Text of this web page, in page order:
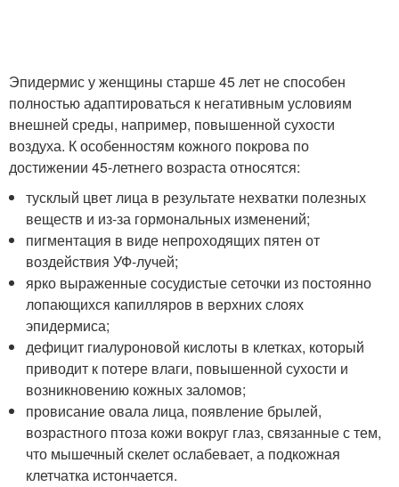
Эпидермис у женщины старше 45 лет не способен
полностью адаптироваться к негативным условиям
внешней среды, например, повышенной сухости
воздуха. К особенностям кожного покрова по
достижении 45-летнего возраста относятся:
тусклый цвет лица в результате нехватки полезных
веществ и из-за гормональных изменений;
пигментация в виде непроходящих пятен от
воздействия УФ-лучей;
ярко выраженные сосудистые сеточки из постоянно
лопающихся капилляров в верхних слоях
эпидермиса;
дефицит гиалуроновой кислоты в клетках, который
приводит к потере влаги, повышенной сухости и
возникновению кожных заломов;
провисание овала лица, появление брылей,
возрастного птоза кожи вокруг глаз, связанные с тем,
что мышечный скелет ослабевает, а подкожная
клетчатка истончается.